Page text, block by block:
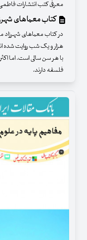
معرفی کتب انتشارات
کتاب معماهای
در کتاب معماهای شهرزاد
هزار و یک شب روایت شده
با هر سن سالی است. اما
فلسفه دارند.